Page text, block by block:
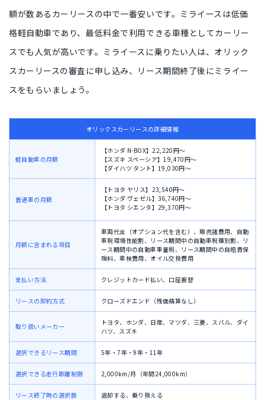
額が数あるカーリースの中で一番安いです。ミライースは低価
格軽自動車であり、最低料金で利用できる車種としてカーリー
スでも人気が高いです。 ミライースに乗りたい人 は、オリック
スカーリースの審査に申し込み、リース期間終了後にミライー
スをもらいましょう。
オリックスカーリースの詳細情報
軽自動車の月額
【ホンダ N-BOX】22,220円〜
【スズキ スペーシア】19,470円〜
【ダイハツ タント】19,030円〜
普通車の月額
【トヨタ ヤリス】23,540円〜
【ホンダ ヴェゼル】36,740円〜
【トヨタ シエンタ】29,370円〜
月額に含まれる項目
車両代金（オプション代を含む）、 販売諸費用、 自動
車税環境性能割、 リース期間中の自動車税種別割、 リ
ース期間中の自動車重量税、 リース期間中の自賠責保
険料、車検費用、オイル交換費用
支払い方法 クレジットカード払い、口座振替
リースの契約方式 クローズドエンド（残価精算なし）
取り扱いメーカー
トヨタ、ホンダ、日産、マツダ、三菱、スバル、ダイ
ハツ、スズキ
選択できるリース期間 5年・7年・9年・11年
選択できる走行距離制限 2,000km/月（年間24,000km）
リース終了時の選択肢 返却する、乗り換える